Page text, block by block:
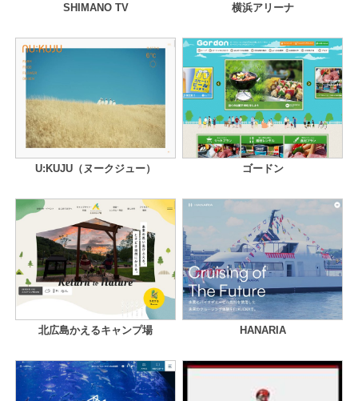
SHIMANO TV 横浜アリーナ
U:KUJU（ヌークジュー） ゴードン
北広島かえるキャンプ場 HANARIA